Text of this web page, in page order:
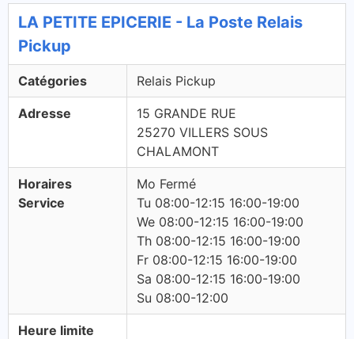
LA PETITE EPICERIE - La Poste Relais
Pickup
Catégories Relais Pickup
Adresse
15 GRANDE RUE
25270 VILLERS SOUS
CHALAMONT
Horaires
Service
Mo Fermé
Tu 08:00-12:15 16:00-19:00
We 08:00-12:15 16:00-19:00
Th 08:00-12:15 16:00-19:00
Fr 08:00-12:15 16:00-19:00
Sa 08:00-12:15 16:00-19:00
Su 08:00-12:00
Heure limite